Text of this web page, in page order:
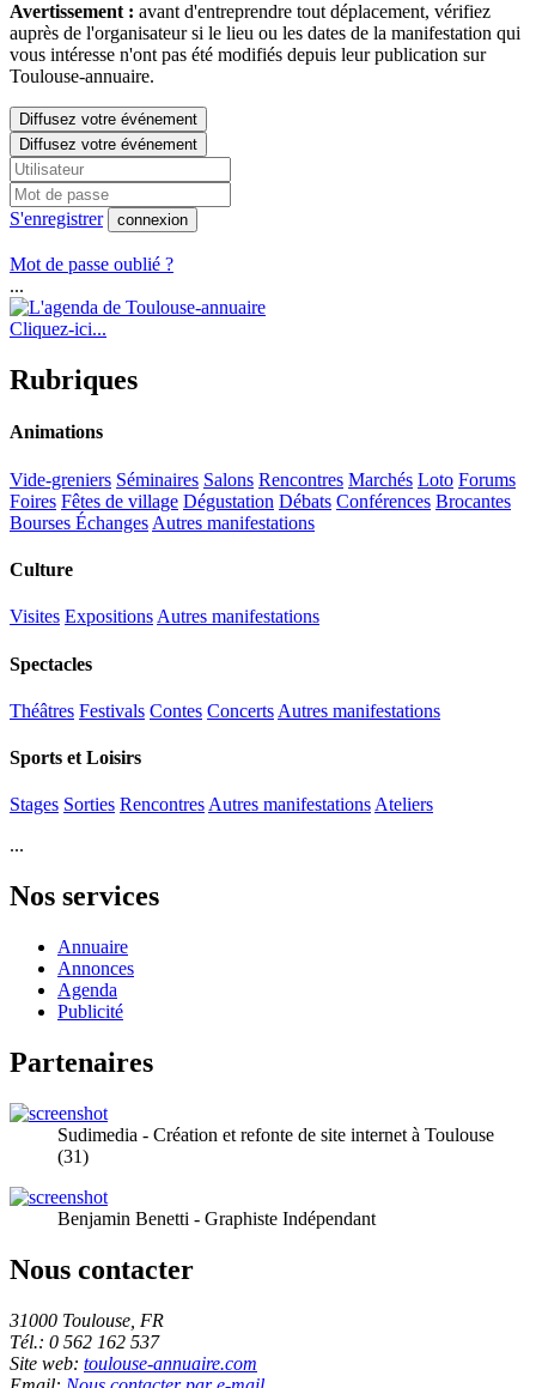
Avertissement : avant d'entreprendre tout déplacement, vérifiez
auprès de l'organisateur si le lieu ou les dates de la manifestation qui
vous intéresse n'ont pas été modifiés depuis leur publication sur
Toulouse-annuaire.
Diffusez votre événement
Diffusez votre événement
S'enregistrer connexion
Mot de passe oublié ?
...
Cliquez-ici...
Rubriques
Animations
Vide-greniers Séminaires Salons Rencontres Marchés Loto Forums
Foires Fêtes de village Dégustation Débats Conférences Brocantes
Bourses Échanges Autres manifestations
Culture
Visites Expositions Autres manifestations
Spectacles
Théâtres Festivals Contes Concerts Autres manifestations
Sports et Loisirs
Stages Sorties Rencontres Autres manifestations Ateliers
...
Nos services
Annuaire
Annonces
Agenda
Publicité
Partenaires
Sudimedia - Création et refonte de site internet à Toulouse
(31)
Benjamin Benetti - Graphiste Indépendant
Nous contacter
31000 Toulouse, FR
Tél.: 0 562 162 537
Site web: toulouse-annuaire.com